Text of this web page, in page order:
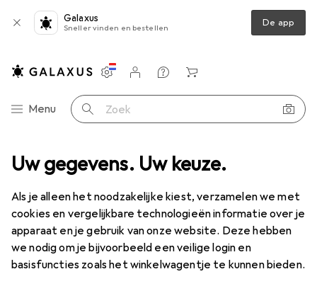
Uw gegevens. Uw keuze.
Als je alleen het noodzakelijke kiest, verzamelen we met
cookies en vergelijkbare technologieën informatie over je
apparaat en je gebruik van onze website. Deze hebben
we nodig om je bijvoorbeeld een veilige login en
basisfuncties zoals het winkelwagentje te kunnen bieden.
Galaxus
Sneller vinden en bestellen De app
Categorie navigatie
Menu Zoek op
Instellingen
Klantenaccount
Produktvergelijking
Verlanglijstje
Winkelmandje
Puzzels Puzzel Larsen Jigsaw - Bosnië-Herzegovina (fysiek)
1 Afbeelding
KWANTUMKORTING